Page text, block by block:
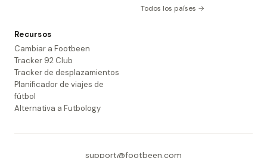
Todos los países →
Recursos
Cambiar a Footbeen
Tracker 92 Club
Tracker de desplazamientos
Planificador de viajes de
fútbol
Alternativa a Futbology
support@footbeen.com